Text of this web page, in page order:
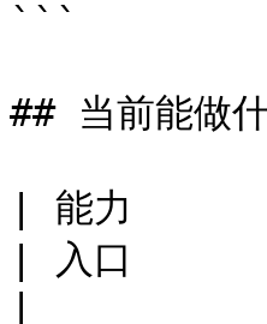
```
## 当前能做
| 能力
| 入口